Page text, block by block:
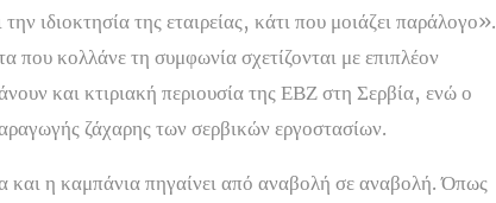
ιδιοκτησία της εταιρείας, κάτι που μοιάζει παράλογο».
κολλάνε τη συμφωνία σχετίζονται με επιπλέον
και κτιριακή περιουσία της ΕΒΖ στη Σερβία, ενώ ο
ζάχαρης των σερβικών εργοστασίων.
και η καμπάνια πηγαίνει από αναβολή σε αναβολή. Όπως